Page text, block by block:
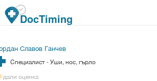
DocTiming
Славов Ганчев
Специалист - Уши, нос, гърло
дали оценка